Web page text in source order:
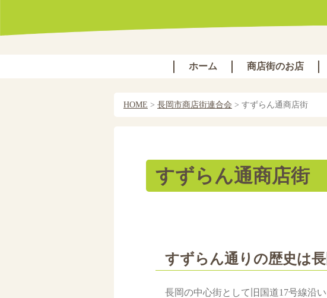
ホーム 商店街のお店
HOME > 長岡市商店街連合会 > すずらん通商店街
すずらん通商店街
すずらん通りの歴史は長
長岡の中心街として旧国道17号線沿